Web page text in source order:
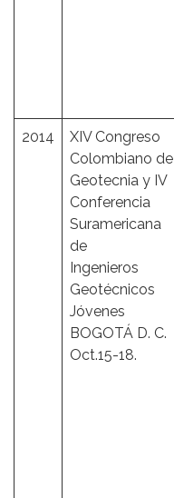
2014
XIV Congreso
Colombiano de
Geotecnia y IV
Conferencia
Suramericana
de
Ingenieros
Geotécnicos
Jóvenes
BOGOTÁ D. C.
Oct.15-18.